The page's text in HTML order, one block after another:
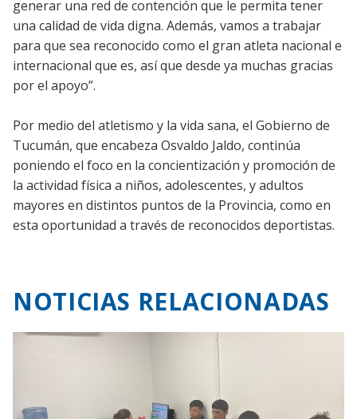
generar una red de contención que le permita tener
una calidad de vida digna. Además, vamos a trabajar
para que sea reconocido como el gran atleta nacional e
internacional que es, así que desde ya muchas gracias
por el apoyo”.
Por medio del atletismo y la vida sana, el Gobierno de
Tucumán, que encabeza Osvaldo Jaldo, continúa
poniendo el foco en la concientización y promoción de
la actividad física a niños, adolescentes, y adultos
mayores en distintos puntos de la Provincia, como en
esta oportunidad a través de reconocidos deportistas.
NOTICIAS RELACIONADAS